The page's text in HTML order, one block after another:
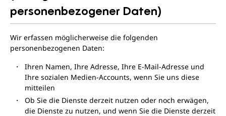
personenbezogener Daten)
Wir erfassen möglicherweise die folgenden
personenbezogenen Daten:
Ihren Namen, Ihre Adresse, Ihre E-Mail-Adresse und
Ihre sozialen Medien-Accounts, wenn Sie uns diese
mitteilen
Ob Sie die Dienste derzeit nutzen oder noch erwägen,
die Dienste zu nutzen, und wenn Sie die Dienste derzeit